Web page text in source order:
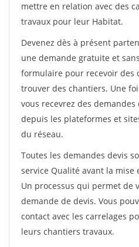
mettre en relation avec des
travaux pour leur Habitat.
Devenez dès à présent
une demande gratuite et
formulaire pour recevoir des
trouver des chantiers. Une
vous recevrez des
depuis les plateformes et
du réseau.
Toutes les demandes devis
service Qualité avant la mise
Un processus qui permet de
demande de devis. Vous
contact avec les carrelages
leurs chantiers travaux.